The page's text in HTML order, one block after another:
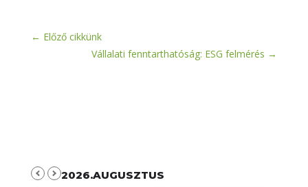
← Előző cikkünk
Vállalati fenntarthatóság: ESG felmérés →
2026.AUGUSZTUS